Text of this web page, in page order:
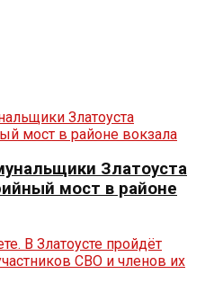
Златоуста
мост в районе